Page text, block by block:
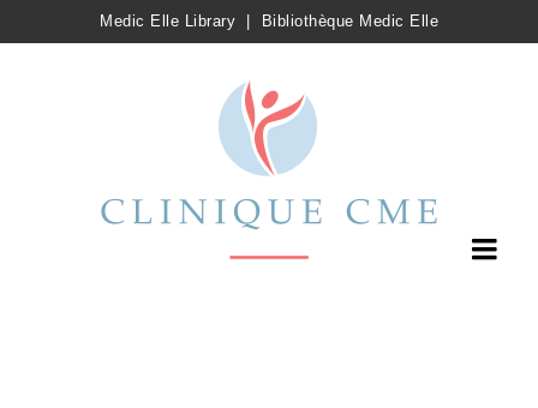
Medic Elle Library Bibliothèque Medic Elle